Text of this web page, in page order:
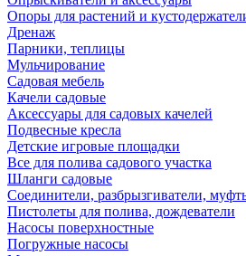
Опоры для растений и
Дренаж
Парники, теплицы
Мульчирование
Садовая мебель
Качели садовые
Аксессуары для садовых качелей
Подвесные кресла
Детские игровые площадки
Все для полива садового участка
Шланги садовые
Соединители, разбрызгиватели,
Пистолеты для полива, дождеватели
Насосы поверхностные
Погружные насосы